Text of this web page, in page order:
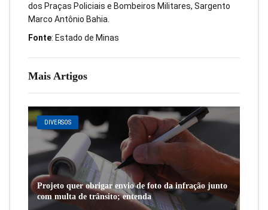
Mais Artigos
DIVERSOS
Projeto quer obrigar envio de foto da infração junto
com multa de trânsito; entenda
dos Praças Policiais e Bombeiros Militares, Sargento
Marco Antônio Bahia.
Fonte: Estado de Minas